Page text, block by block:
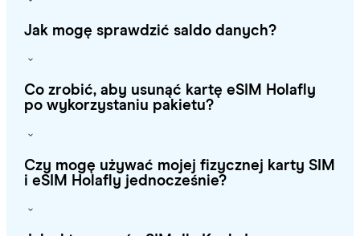
Jak mogę sprawdzić saldo danych?
Co zrobić, aby usunąć kartę eSIM Holafly
po wykorzystaniu pakietu?
Czy mogę używać mojej fizycznej karty SIM
i eSIM Holafly jednocześnie?